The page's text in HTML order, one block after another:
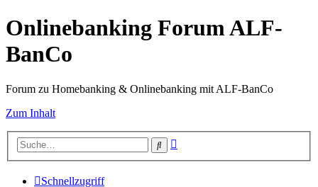
Onlinebanking Forum ALF-
BanCo
Forum zu Homebanking & Onlinebanking mit ALF-BanCo
Zum Inhalt
Suche
Schnellzugriff